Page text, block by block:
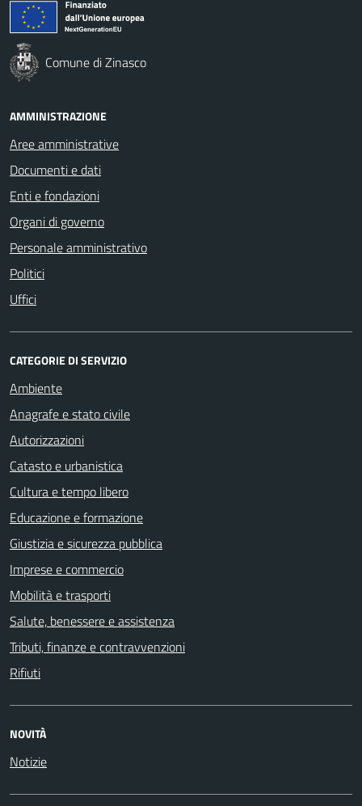
Comune di Zinasco
AMMINISTRAZIONE
Aree amministrative
Documenti e dati
Enti e fondazioni
Organi di governo
Personale amministrativo
Politici
Uffici
CATEGORIE DI SERVIZIO
Ambiente
Anagrafe e stato civile
Autorizzazioni
Catasto e urbanistica
Cultura e tempo libero
Educazione e formazione
Giustizia e sicurezza pubblica
Imprese e commercio
Mobilità e trasporti
Salute, benessere e assistenza
Tributi, finanze e contravvenzioni
Rifiuti
NOVITÀ
Notizie